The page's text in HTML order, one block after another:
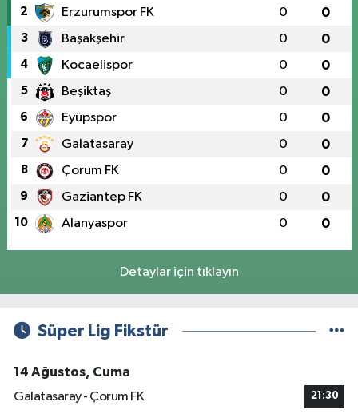
2 Erzurumspor FK 0 0
3 Başakşehir 0 0
4 Kocaelispor 0 0
5 Beşiktaş 0 0
6 Eyüpspor 0 0
7 Galatasaray 0 0
8 Çorum FK 0 0
9 Gaziantep FK 0 0
10 Alanyaspor 0 0
Detaylar için tıklayın
Süper Lig Fikstür
14 Ağustos, Cuma
Galatasaray - Çorum FK
21:30